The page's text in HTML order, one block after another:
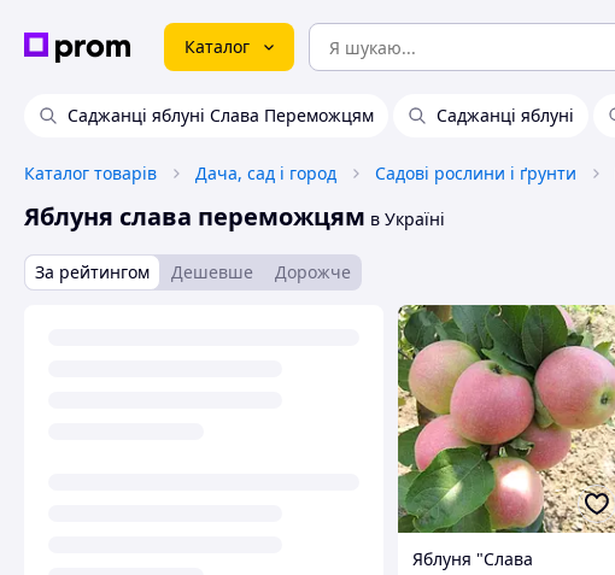
Каталог
Саджанці яблуні Слава Переможцям Саджанці яблуні
Каталог товарів Дача, сад і город Садові рослини і ґрунти
Яблуня слава переможцям в Україні
За рейтингом Дешевше Дорожче
Яблуня "Слава